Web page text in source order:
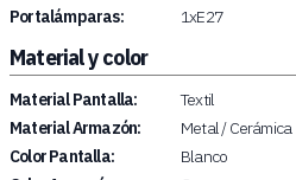
Portalámparas:
1xE27
Material y color
Material Pantalla:
Textil
Material Armazón:
Metal / Cerámica
Color Pantalla:
Blanco